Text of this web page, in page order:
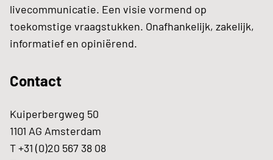
livecommunicatie. Een visie vormend op
toekomstige vraagstukken. Onafhankelijk, zakelijk,
informatief en opiniërend.
Contact
Kuiperbergweg 50
1101 AG Amsterdam
T +31 (0)20 567 38 08